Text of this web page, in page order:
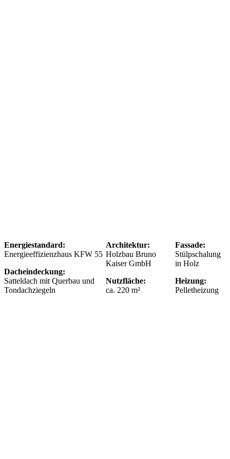
Energiestandard:
Energieeffizienzhaus KFW 55
Dacheindeckung:
Satteldach mit Querbau und
Tondachziegeln
Architektur:
Holzbau Bruno
Kaiser GmbH
Nutzfläche:
ca. 220 m²
Fassade:
Stülpschalung
in Holz
Heizung:
Pelletheizung